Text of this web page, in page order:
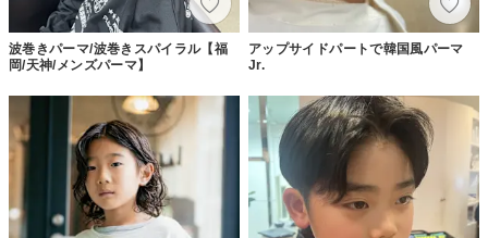
波巻きパーマ/波巻きスパイラル【福
岡/天神/メンズパーマ】
アップサイドパートで韓国風パーマ
Jr.